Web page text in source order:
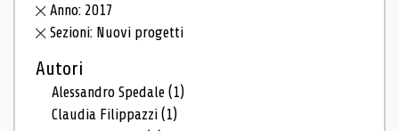
Anno: 2017
Sezioni: Nuovi progetti
Autori
Alessandro Spedale(1)
Claudia Filippazzi(1)